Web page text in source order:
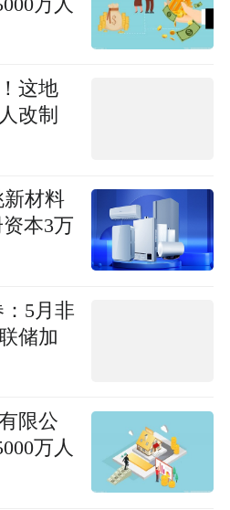
这地
改制
材料
本3万
5月非
储加
限公
万人